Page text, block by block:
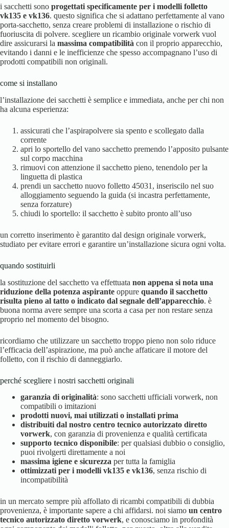
i sacchetti sono progettati specificamente per i modelli folletto
vk135 e vk136. questo significa che si adattano perfettamente al vano
porta-sacchetto, senza creare problemi di installazione o rischio di
fuoriuscita di polvere. scegliere un ricambio originale vorwerk vuol
dire assicurarsi la massima compatibilità con il proprio apparecchio,
evitando i danni e le inefficienze che spesso accompagnano l’uso di
prodotti compatibili non originali.
come si installano
l’installazione dei sacchetti è semplice e immediata, anche per chi non
ha alcuna esperienza:
assicurati che l’aspirapolvere sia spento e scollegato dalla
corrente
apri lo sportello del vano sacchetto premendo l’apposito pulsante
sul corpo macchina
rimuovi con attenzione il sacchetto pieno, tenendolo per la
linguetta di plastica
prendi un sacchetto nuovo folletto 45031, inseriscilo nel suo
alloggiamento seguendo la guida (si incastra perfettamente,
senza forzature)
chiudi lo sportello: il sacchetto è subito pronto all’uso
un corretto inserimento è garantito dal design originale vorwerk,
studiato per evitare errori e garantire un’installazione sicura ogni volta.
quando sostituirli
la sostituzione del sacchetto va effettuata non appena si nota una
riduzione della potenza aspirante oppure quando il sacchetto
risulta pieno al tatto o indicato dal segnale dell’apparecchio. è
buona norma avere sempre una scorta a casa per non restare senza
proprio nel momento del bisogno.
ricordiamo che utilizzare un sacchetto troppo pieno non solo riduce
l’efficacia dell’aspirazione, ma può anche affaticare il motore del
folletto, con il rischio di danneggiarlo.
perché scegliere i nostri sacchetti originali
garanzia di originalità: sono sacchetti ufficiali vorwerk, non
compatibili o imitazioni
prodotti nuovi, mai utilizzati o installati prima
distribuiti dal nostro centro tecnico autorizzato diretto
vorwerk, con garanzia di provenienza e qualità certificata
supporto tecnico disponibile: per qualsiasi dubbio o consiglio,
puoi rivolgerti direttamente a noi
massima igiene e sicurezza per tutta la famiglia
ottimizzati per i modelli vk135 e vk136, senza rischio di
incompatibilità
in un mercato sempre più affollato di ricambi compatibili di dubbia
provenienza, è importante sapere a chi affidarsi. noi siamo un centro
tecnico autorizzato diretto vorwerk, e conosciamo in profondità